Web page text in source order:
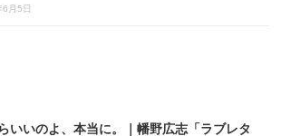
月5日
いいのよ、本当に。｜幡野広志「ラブレタ